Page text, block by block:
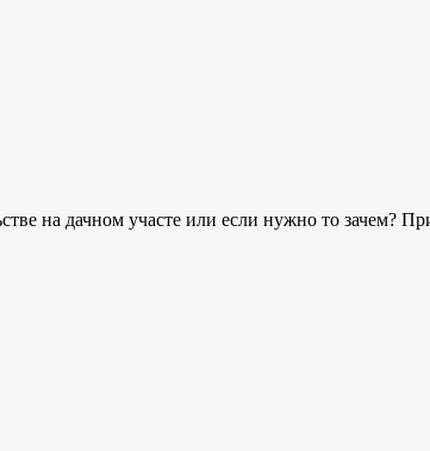
на дачном участе или если нужно то зачем?